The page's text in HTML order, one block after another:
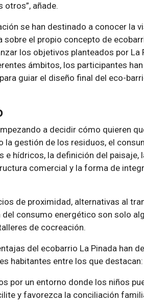
otros”, añade.
se han destinado a conocer la
el propio concepto de
los objetivos planteados por La
ámbitos, los participantes
guiar el diseño final del eco-
a decidir cómo quieren
gestión de los residuos, el
e hídricos, la definición del
comercial y la forma de
de proximidad, alternativas al
consumo energético son solo
de cocreación.
del ecobarrio La Pinada han
habitantes entre los que destacan:
por un entorno donde los niños
y favorezca la conciliación